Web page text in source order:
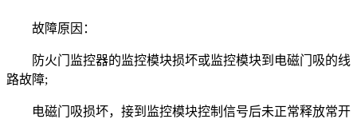
故障原因：
防火门监控器的监控模块损坏或监控模块到电磁门吸的线
路故障;
电磁门吸损坏，接到监控模块控制信号后未正常释放常开